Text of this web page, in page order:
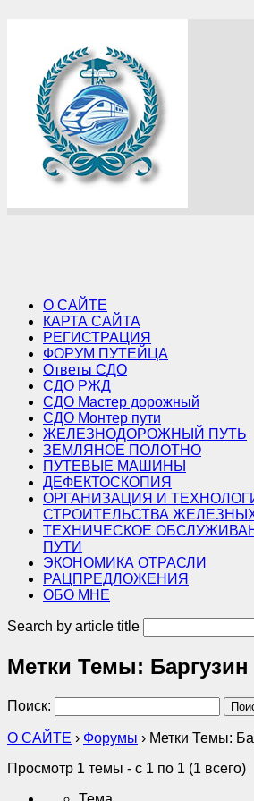
О САЙТЕ
КАРТА САЙТА
РЕГИСТРАЦИЯ
ФОРУМ ПУТЕЙЦА
Ответы СДО
СДО РЖД
СДО Мастер дорожный
СДО Монтер пути
ЖЕЛЕЗНОДОРОЖНЫЙ ПУТЬ
ЗЕМЛЯНОЕ ПОЛОТНО
ПУТЕВЫЕ МАШИНЫ
ДЕФЕКТОСКОПИЯ
ОРГАНИЗАЦИЯ И
СТРОИТЕЛЬСТВА
ТЕХНИЧЕСКОЕ
ПУТИ
ЭКОНОМИКА ОТРАСЛИ
РАЦПРЕДЛОЖЕНИЯ
ОБО МНЕ
Search by article title
Метки Темы: Баргузин
Поиск:
О САЙТЕ › Форумы › Метки Темы:
Просмотр 1 темы - с 1 по 1 (1 всего)